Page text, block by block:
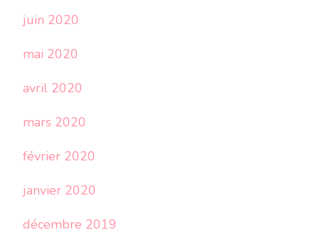
juin 2020
mai 2020
avril 2020
mars 2020
février 2020
janvier 2020
décembre 2019